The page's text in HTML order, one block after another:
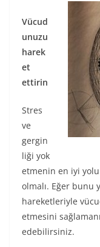
Vücud
unuzu
harek
et
ettirin
Stres
ve
gergin
liği yok
etmenin en iyi yolu
olmalı. Eğer bunu
hareketleriyle
etmesini
edebilirsiniz.